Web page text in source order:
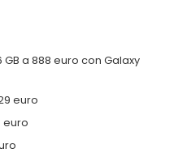
GB a 888 euro con Galaxy
euro
euro